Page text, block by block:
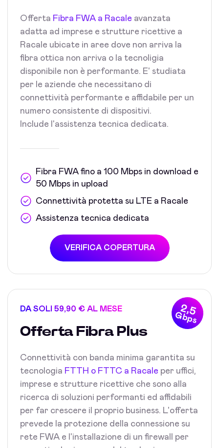
Offerta Fibra FWA a Racale avanzata
adatta ad imprese e strutture ricettive a
Racale ubicate in aree dove non arriva la
fibra ottica non arriva o la tecnoligia
disponibile non è performante. E' studiata
per le aziende che necessitano di
connettività performante e affidabile per un
numero consistente di dispositivi.
Include l'assistenza tecnica dedicata.
Fibra FWA fino a 100 Mbps in download e
50 Mbps in upload
Connettività protetta su LTE a Racale
Assistenza tecnica dedicata
VERIFICA COPERTURA
2,5
Gbps
DA SOLI 59,90 € AL MESE
Offerta Fibra Plus
Connettività con banda minima garantita su
tecnologia FTTH o FTTC a Racale per uffici,
imprese e strutture ricettive che sono alla
ricerca di soluzioni performanti ed affidabili
per far crescere il proprio business. L'offerta
prevede la protezione della connessione su
rete FWA e l'installazione di un firewall per